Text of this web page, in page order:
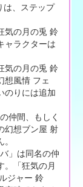
は、ステップ
気の月の兎 鈴
ャラクターは
気の月の兎 鈴
想風情 フェ
のりには追加
仲間、もしく
幻想ブン屋 射
」は同名の仲
。「狂気の月
ジャー 鈴